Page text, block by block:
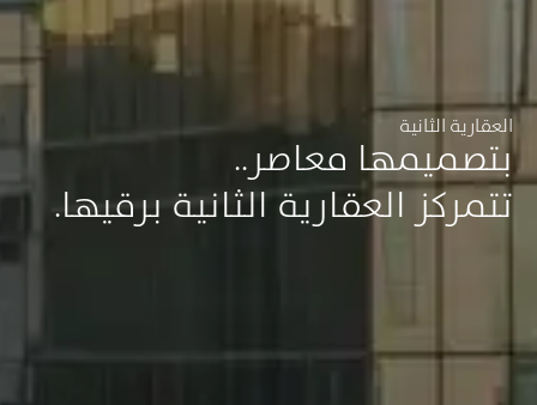
العقارية الثانية
بتصميمها معاصر..
تتمركز العقارية الثانية برقيها.